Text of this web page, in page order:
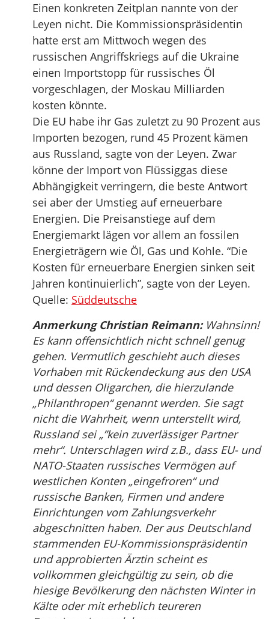
Einen konkreten Zeitplan nannte von der
Leyen nicht. Die Kommissionspräsidentin
hatte erst am Mittwoch wegen des
russischen Angriffskriegs auf die Ukraine
einen Importstopp für russisches Öl
vorgeschlagen, der Moskau Milliarden
kosten könnte.
Die EU habe ihr Gas zuletzt zu 90 Prozent aus
Importen bezogen, rund 45 Prozent kämen
aus Russland, sagte von der Leyen. Zwar
könne der Import von Flüssiggas diese
Abhängigkeit verringern, die beste Antwort
sei aber der Umstieg auf erneuerbare
Energien. Die Preisanstiege auf dem
Energiemarkt lägen vor allem an fossilen
Energieträgern wie Öl, Gas und Kohle. “Die
Kosten für erneuerbare Energien sinken seit
Jahren kontinuierlich”, sagte von der Leyen.
Quelle: Süddeutsche
Anmerkung Christian Reimann:Wahnsinn!
Es kann offensichtlich nicht schnell genug
gehen. Vermutlich geschieht auch dieses
Vorhaben mit Rückendeckung aus den USA
und dessen Oligarchen, die hierzulande
„Philanthropen“ genannt werden. Sie sagt
nicht die Wahrheit, wenn unterstellt wird,
Russland sei „”kein zuverlässiger Partner
mehr“. Unterschlagen wird z.B., dass EU- und
NATO-Staaten russisches Vermögen auf
westlichen Konten „eingefroren“ und
russische Banken, Firmen und andere
Einrichtungen vom Zahlungsverkehr
abgeschnitten haben. Der aus Deutschland
stammenden EU-Kommissionspräsidentin
und approbierten Ärztin scheint es
vollkommen gleichgültig zu sein, ob die
hiesige Bevölkerung den nächsten Winter in
Kälte oder mit erheblich teureren